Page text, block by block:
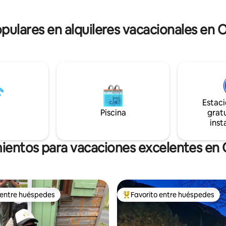
at Charly 's Seelounge)
bancos disponibles. Entrada
totalmente independiente.
en alquileres vacacionales en
Piscina
para vacaciones excelentes
huéspedes
huéspedes Favorito entre huéspedes
Favorito entre huéspedes